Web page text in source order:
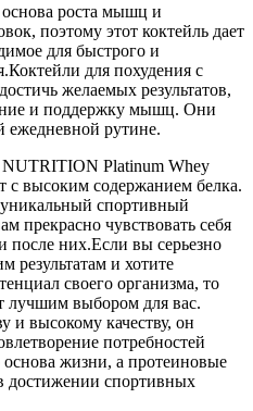
роста мышц и
поэтому этот коктейль дает
для быстрого и
для похудения с
желаемых результатов,
и поддержку мышц. Они
ежедневной рутине.
Platinum Whey
с высоким содержанием белка.
спортивный
прекрасно чувствовать себя
после них.Если вы серьезно
результатам и хотите
своего организма, то
лучшим выбором для вас.
и высокому качеству, он
потребностей
жизни, а протеиновые
достижении спортивных